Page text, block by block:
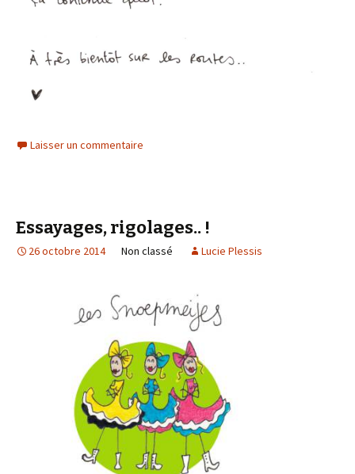
Laisser un commentaire
Essayages, rigolages.. !
26 octobre 2014 Non classé Lucie Plessis